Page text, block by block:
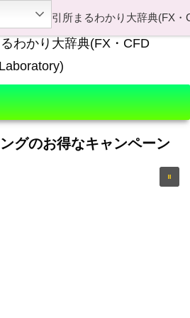
to FX・CFD Laboratory!
グのお得なキャンペーン